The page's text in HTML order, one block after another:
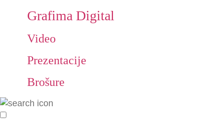
Grafima Digital
Video
Prezentacije
Brošure